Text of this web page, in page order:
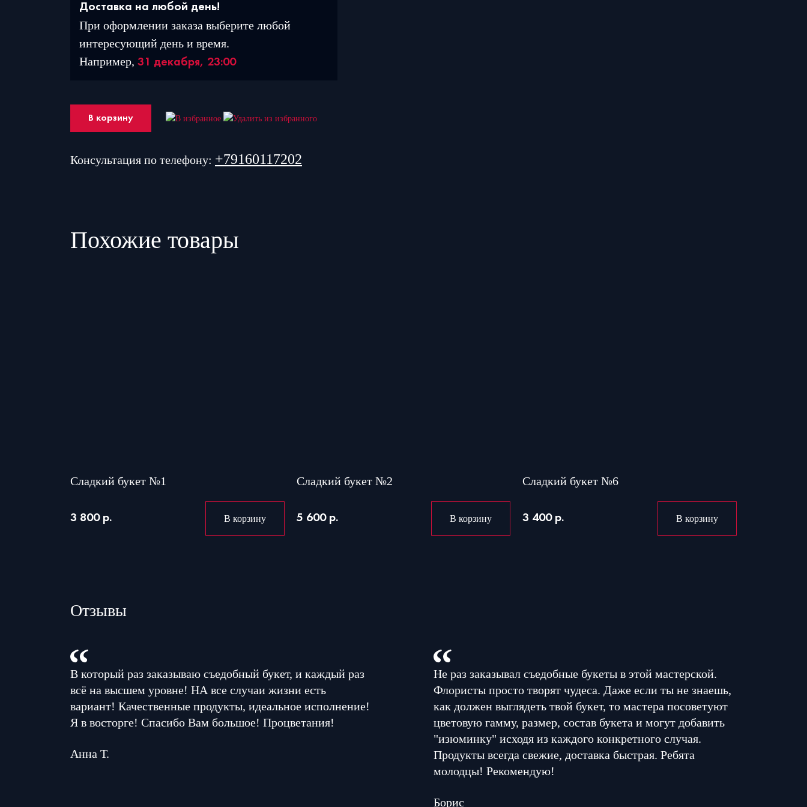
Доставка на любой день!
При оформлении заказа выберите любой
интересующий день и время.
Например, 31 декабря, 23:00
В корзину
Консультация по телефону: +79160117202
Похожие товары
Сладкий букет №1
3 800 р. В корзину
Сладкий букет №2
5 600 р. В корзину
Сладкий букет №6
3 400 р. В корзину
Отзывы
В который раз заказываю съедобный букет, и каждый раз
всё на высшем уровне! НА все случаи жизни есть
вариант! Качественные продукты, идеальное исполнение!
Я в восторге! Спасибо Вам большое! Процветания!
Анна Т.
Не раз заказывал съедобные букеты в этой мастерской.
Флористы просто творят чудеса. Даже если ты не знаешь,
как должен выглядеть твой букет, то мастера посоветуют
цветовую гамму, размер, состав букета и могут добавить
"изюминку" исходя из каждого конкретного случая.
Продукты всегда свежие, доставка быстрая. Ребята
молодцы! Рекомендую!
Борис